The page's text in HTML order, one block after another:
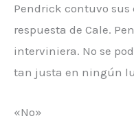
Pendrick contuvo sus
respuesta de Cale.
interviniera. No se
tan justa en ningún
«No»